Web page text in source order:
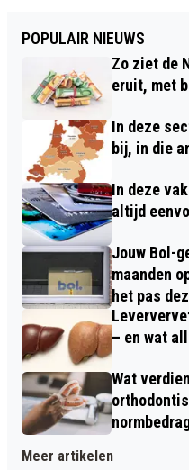
POPULAIR NIEUWS
Zo ziet de
eruit, met
In deze
bij, in die
In deze
altijd
Jouw Bol-
maanden
het pas
– en wat
Wat
Meer artikelen